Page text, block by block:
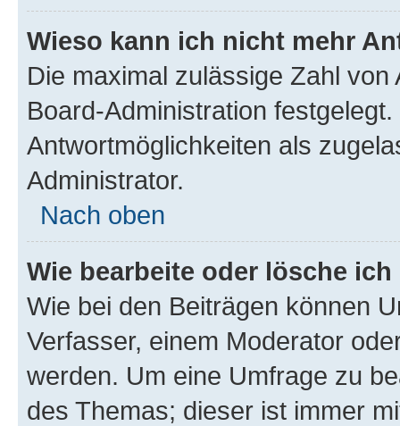
Wieso kann ich nicht mehr
Die maximal zulässige Zahl
Board-Administration
Antwortmöglichkeiten als
Administrator.
Nach oben
Wie bearbeite oder lösche
Wie bei den Beiträgen können
Verfasser, einem Moderator
werden. Um eine Umfrage zu
des Themas; dieser ist immer